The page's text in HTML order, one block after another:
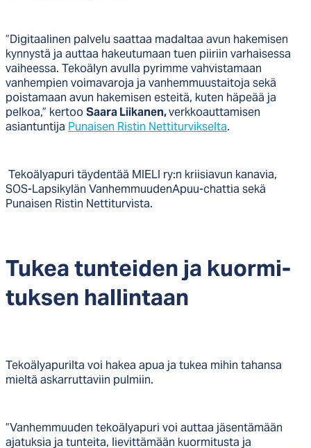
”Digitaalinen palvelu saattaa madaltaa avun hakemisen
kynnystä ja auttaa hakeutumaan tuen piiriin varhaisessa
vaiheessa. Tekoälyn avulla pyrimme vahvistamaan
vanhempien voimavaroja ja vanhemmuustaitoja sekä
poistamaan avun hakemisen esteitä, kuten häpeää ja
pelkoa,” kertooSaara Liikanen,verkkoauttamisen
asiantuntija Punaisen Ristin Nettiturvikselta.
Tekoälyapuri täydentää MIELI ry:n kriisiavun kanavia,
SOS-Lapsikylän VanhemmuudenApuu-chattia sekä
Punaisen Ristin Nettiturvista.
Tu­kea tun­tei­den ja kuor­mi­
tuk­sen hal­lin­taan
Tekoälyapurilta voi hakea apua ja tukea mihin tahansa
mieltä askarruttaviin pulmiin.
”Vanhemmuuden tekoälyapuri voi auttaa jäsentämään
ajatuksia ja tunteita, lievittämään kuormitusta ja